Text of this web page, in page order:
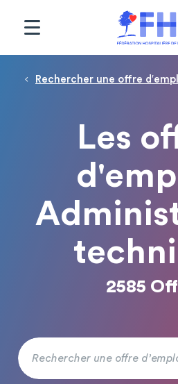
Fil d'Ariane
Rechercher une offre
Les
2585
Panneau de gestion des